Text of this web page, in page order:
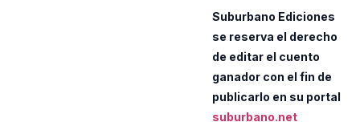
Suburbano Ediciones
se reserva el derecho
de editar el cuento
ganador con el fin de
publicarlo en su portal
suburbano.net